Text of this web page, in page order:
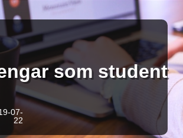
som student
07-
22